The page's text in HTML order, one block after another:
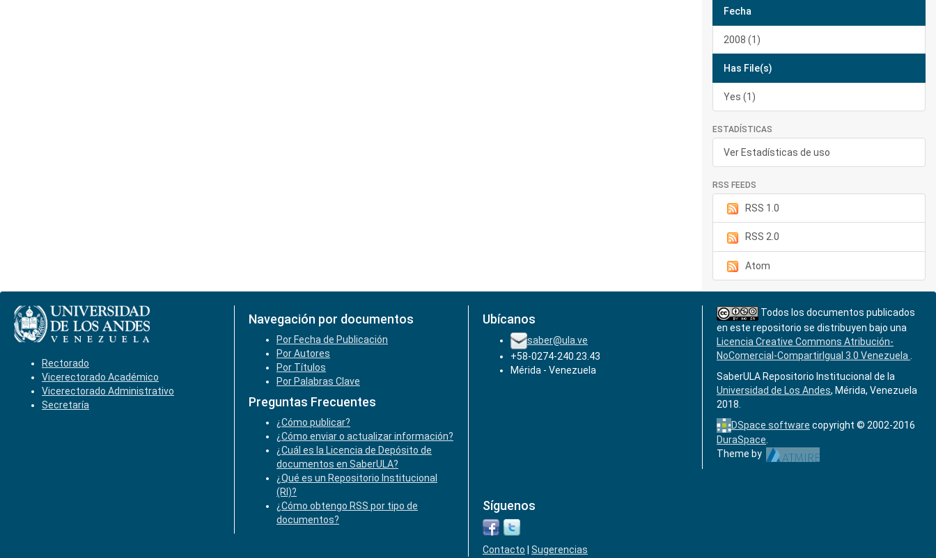
Fecha
2008 (1)
Has File(s)
Yes (1)
ESTADÍSTICAS
Ver Estadísticas de uso
RSS FEEDS
RSS 1.0
RSS 2.0
Atom
Rectorado
Vicerectorado Académico
Vicerectorado Administrativo
Secretaría
Navegación por documentos
Por Fecha de Publicación
Por Autores
Por Títulos
Por Palabras Clave
Preguntas Frecuentes
¿Cómo publicar?
¿Cómo enviar o actualizar información?
¿Cuál es la Licencia de Depósito de
documentos en SaberULA?
¿Qué es un Repositorio Institucional
(RI)?
¿Cómo obtengo RSS por tipo de
documentos?
Ubícanos
saber@ula.ve
+58-0274-240.23.43
Mérida - Venezuela
Síguenos
Contacto Sugerencias
Todos los documentos publicados
en este repositorio se distribuyen bajo una
Licencia Creative Commons Atribución-
NoComercial-CompartirIgual 3.0 Venezuela
SaberULA Repositorio Institucional de la
Universidad de Los Andes, Mérida, Venezuela
2018.
DSpace software copyright © 2002-2016
DuraSpace.
Theme by